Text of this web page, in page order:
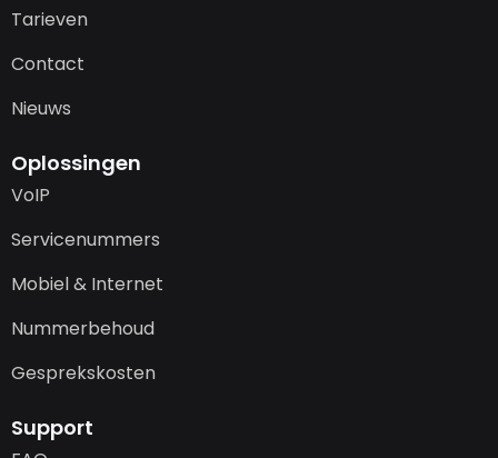
Tarieven
Contact
Nieuws
Oplossingen
VoIP
Servicenummers
Mobiel & Internet
Nummerbehoud
Gesprekskosten
Support